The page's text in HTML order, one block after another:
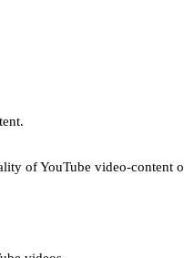
of YouTube video-content